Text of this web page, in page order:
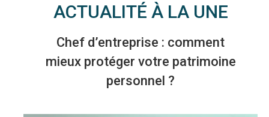
ACTUALITÉ À LA UNE
Chef d’entreprise : comment
mieux protéger votre patrimoine
personnel ?